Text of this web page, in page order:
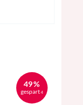
49 %
gespart 4